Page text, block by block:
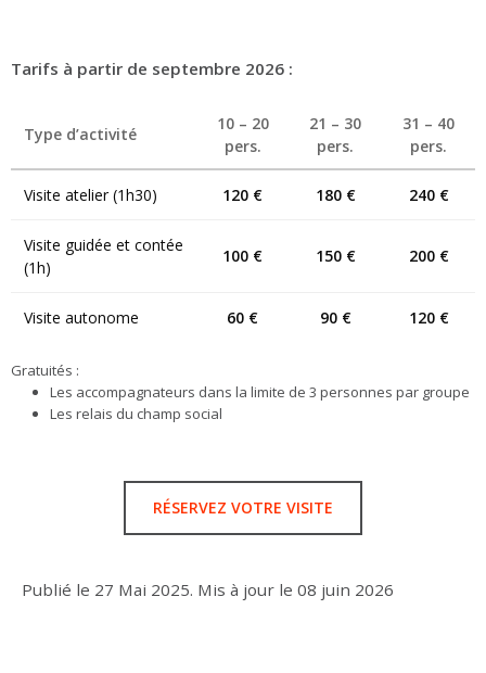
Tarifs à partir de septembre 2026 :
Type d’activité
10 – 20
pers.
21 – 30
pers.
31 – 40
pers.
Visite atelier (1h30) 120 € 180 € 240 €
Visite guidée et contée
(1h)
100 € 150 € 200 €
Visite autonome 60 € 90 € 120 €
Gratuités :
Les accompagnateurs dans la limite de 3 personnes par groupe
Les relais du champ social
RÉSERVEZ VOTRE VISITE
Publié le 27 Mai 2025. Mis à jour le 08 juin 2026